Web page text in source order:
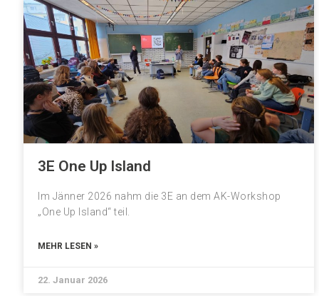
3E One Up Island
Im Jänner 2026 nahm die 3E an dem AK-Workshop
„One Up Island“ teil.
MEHR LESEN »
22. Januar 2026